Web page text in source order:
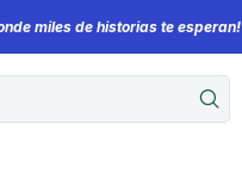
miles de historias te esperan!